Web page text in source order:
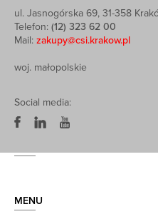
ul. Jasnogórska 69, 31-358
Telefon: (12) 323 62 00
Mail: zakupy@csi.krakow.pl
woj. małopolskie
Social media:
MENU